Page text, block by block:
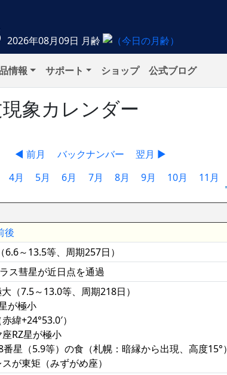
2026年08月09日 月齢
情報 サポート ショップ 公式ブログ
象カレンダー
◀ 前月 バックナンバー
翌月 ▶
4月 5月 6月 7月 8月 9月 10月 11月
後
～13.5等、周期257日）
ス彗星が近日点を通過
（7.5～13.0等、周期218日）
が極小
緯+24°53.0′）
RZ星が極小
星（5.9等）の食（札幌：暗縁から出現、高度15°）
が東矩（みずがめ座）